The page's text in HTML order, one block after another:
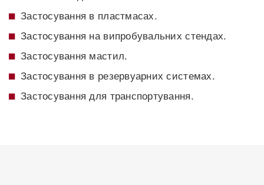
Застосування в пластмасах.
Застосування на випробувальних стендах.
Застосування мастил.
Застосування в резервуарних системах.
Застосування для транспортування.